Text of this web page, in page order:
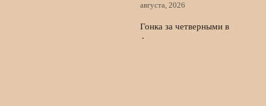
августа, 2026
Гонка за четверными в
фигурном катании калечит